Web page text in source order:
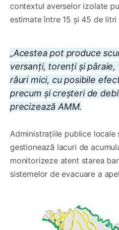
contextul averselor izolate
estimate între 15 și 45 de
„Acestea pot produce
versanți, torenți și pâraie,
râuri mici, cu posibile
precum și creșteri de
precizează AMM.
Administrațiile publice
gestionează lacuri de
monitorizeze atent starea
sistemelor de evacuare a